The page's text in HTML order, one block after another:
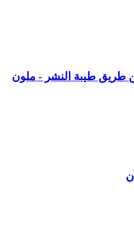
طريق طيبة النشر - ملون